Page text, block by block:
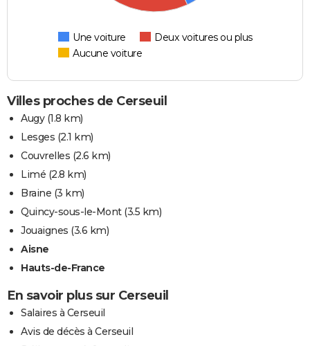
Une voiture
Deux voitures ou plus
Aucune voiture
Villes proches de Cerseuil
Augy(1.8 km)
Lesges (2.1 km)
Couvrelles (2.6 km)
Limé (2.8 km)
Braine (3 km)
Quincy-sous-le-Mont(3.5 km)
Jouaignes (3.6 km)
Aisne
Hauts-de-France
En savoir plus sur Cerseuil
Salaires à Cerseuil
Avis de décès à Cerseuil